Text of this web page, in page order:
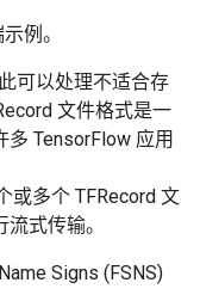
例。
可以处理不适合存
文件格式是一
TensorFlow 应用
或多个 TFRecord 文
式传输。
Signs (FSNS)